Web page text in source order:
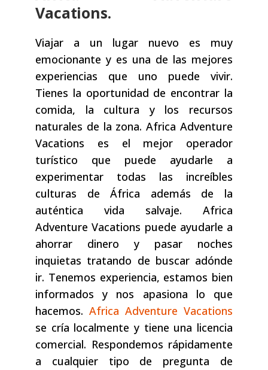
Vacations.
Viajar a un lugar nuevo es muy
emocionante y es una de las mejores
experiencias que uno puede vivir.
Tienes la oportunidad de encontrar la
comida, la cultura y los recursos
naturales de la zona. Africa Adventure
Vacations es el mejor operador
turístico que puede ayudarle a
experimentar todas las increíbles
culturas de África además de la
auténtica vida salvaje. Africa
Adventure Vacations puede ayudarle a
ahorrar dinero y pasar noches
inquietas tratando de buscar adónde
ir. Tenemos experiencia, estamos bien
informados y nos apasiona lo que
hacemos. Africa Adventure Vacations
se cría localmente y tiene una licencia
comercial. Respondemos rápidamente
a cualquier tipo de pregunta de